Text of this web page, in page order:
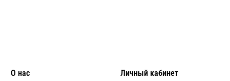
О нас Личный кабинет